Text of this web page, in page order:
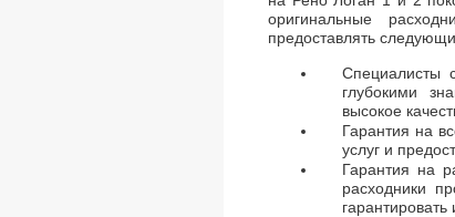
оригинальные
предоставлять
Специалисты
глубокими
высокое
Гарантия на
услуг и
Гарантия на
расходники
гарантировать